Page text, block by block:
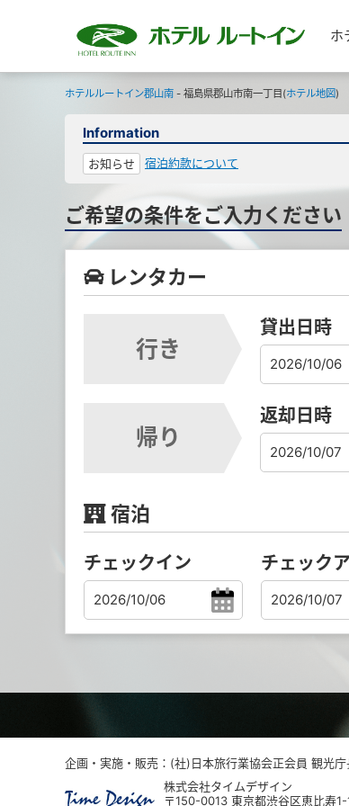
ホ
ホテルルートイン郡山南 - 福島県郡山市南一丁目(ホテル地図)
Information
お知らせ 宿泊約款について
ご希望の条件をご入力ください
レンタカー
行き
貸出日時
帰り
返却日時
宿泊
チェックイン チェック
企画・実施・販売：(社)日本旅行業協会正会員 観光
株式会社タイムデザイン
〒150-0013 東京都渋谷区恵比寿